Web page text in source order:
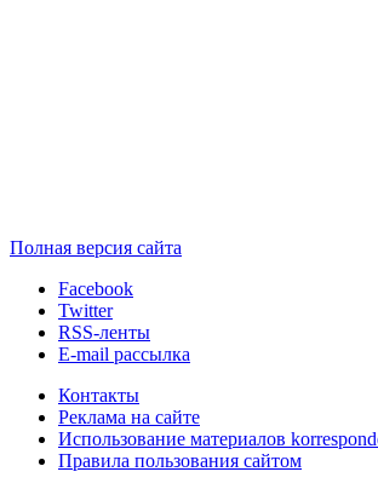
Полная версия сайта
Facebook
Twitter
RSS-ленты
E-mail рассылка
Контакты
Реклама на сайте
Использование материалов
Правила пользования сайтом